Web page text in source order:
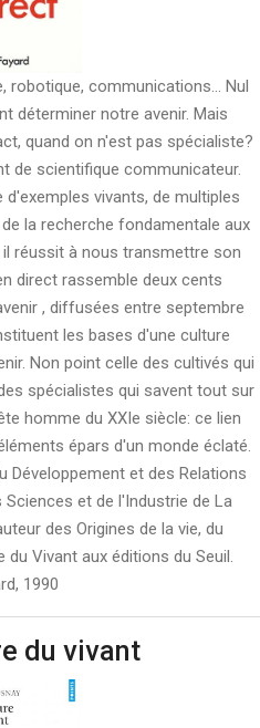
robotique, communications... Nul
déterminer notre avenir. Mais
quand on n'est pas spécialiste?
de scientifique communicateur.
vivants, de multiples
la recherche fondamentale aux
réussit à nous transmettre son
direct rassemble deux cents
, diffusées entre septembre
les bases d'une culture
Non point celle des cultivés qui
spécialistes qui savent tout sur
homme du XXIe siècle: ce lien
épars d'un monde éclaté.
Développement et des Relations
et de l'Industrie de La
des Origines de la vie, du
Vivant aux éditions du Seuil.
1990
du vivant